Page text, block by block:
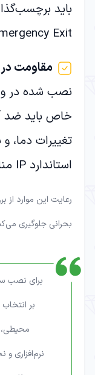
باید
Exit”)
مقاومت
نصب شده در
خاص باید ضد
تغییرات دما، و
استاندارد IP مناسب داشته باشند.
رعایت این موارد از
بحرانی جلوگیری
برای نصب
بر
محیطی،
نرم‌افزاری